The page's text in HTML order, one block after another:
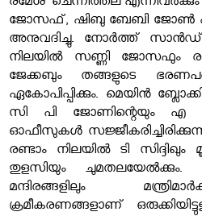
ജോസഫ്, ഷിബു ബേബി ജോൺ
അനുവദിച്ചു. നോർത്ത്
നിലയിൽ സണ്ണി ജോസഫും
ജേക്കബും തങ്ങളുടെ
ഏകോപിപ്പിക്കും. മെയിൻ
സി പി ജോണിന്റെയും എ
ഓഫീസുകൾ
രണ്ടാം നിലയിൽ ടി
തുളസിയും ചുമതലയേൽക്കും.
മന്ദിരങ്ങളിലും
ക്രമീകരണങ്ങളാണ്